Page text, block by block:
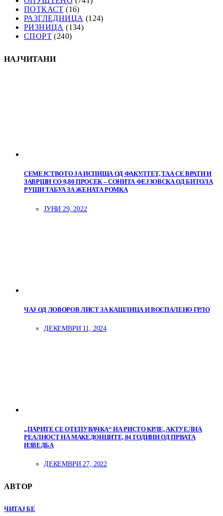
ПОТКАСТ (16)
РАЗГЛЕДНИЦА (124)
РИЗНИЦА (134)
СПОРТ (240)
НАЈЧИТАНИ
СЕМЕЈСТВОТО ЈА ИСПИША ОД ФАКУЛТЕТ, ТАА СЕ ВРАТИ И
ЗАВРШИ СО 9,80 ПРОСЕК – СОНИТА ФЕЈЗОВСКА ОД БИТОЛА
РУШИ ТАБУА ЗА ЖЕНАТА РОМКА
ЈУНИ 29, 2022
ЧАЈ ОД ЛОВОРОВ ЛИСТ ЗА КАШЛИЦА И ВОСПАЛЕНО ГРЛО
ДЕКЕМВРИ 11, 2024
„ПАРИТЕ СЕ ОТЕПУВАЧКА“ НА РИСТО КРЛЕ, АКТУЕЛНА
РЕАЛНОСТ НА МАКЕДОНЦИТЕ, 84 ГОДИНИ ОД ПРВАТА
ИЗВЕДБА
ДЕКЕМВРИ 27, 2022
АВТОР
ЧИТАЈ БЕ